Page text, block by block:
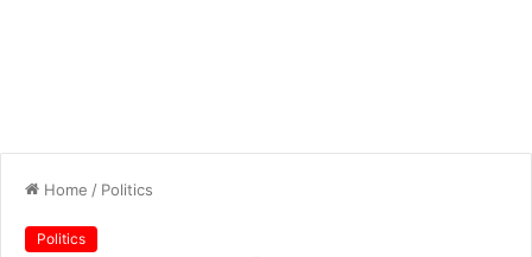
Home / Politics
Politics